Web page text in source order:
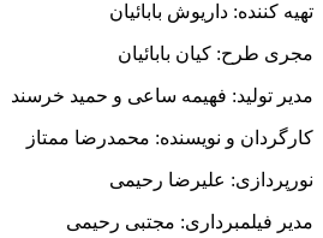
تهیه کننده: داریوش بابائیان
مجری طرح: کیان بابائیان
مدیر تولید: فهیمه ساعی و حمید خرسند
کارگردان و نویسنده: محمدرضا ممتاز
نورپردازی: علیرضا رحیمی
مدیر فیلمبرداری: مجتبی رحیمی